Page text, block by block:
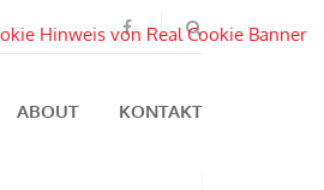
ABOUT KONTAKT
Hinweis von Real Cookie Banner